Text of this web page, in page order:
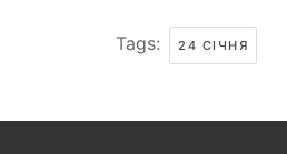
Tags: 24 СІЧНЯ